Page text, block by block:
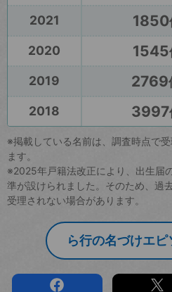
2021
1850
2020
1545
2019
2769
2018
3997
※掲載している名前は、調査時点で
ます。
※2025年戸籍法改正により、出生届
準が設けられました。そのため、過
受理されない場合があります。
ら行の名づけエ